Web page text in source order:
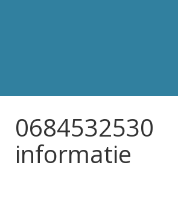
0684532530
informatie